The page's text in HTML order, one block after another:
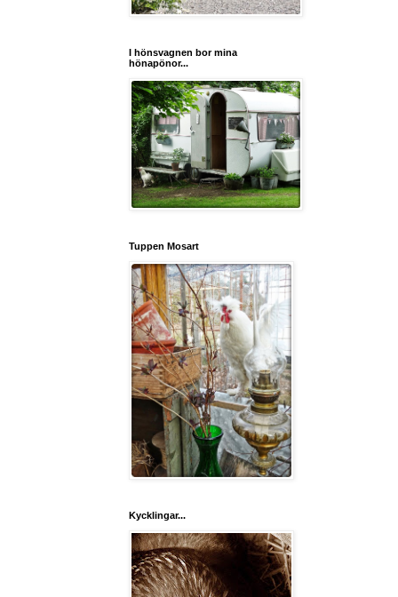
I hönsvagnen bor mina
hönapönor...
Tuppen Mosart
Kycklingar...